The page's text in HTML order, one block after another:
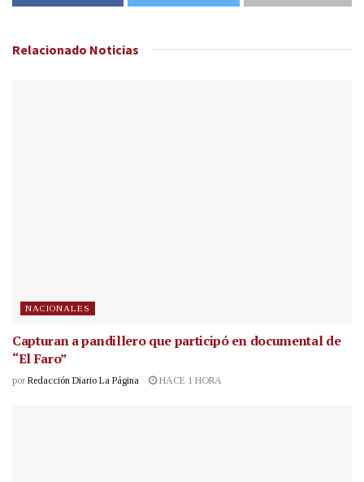
Relacionado Noticias
NACIONALES
Capturan a pandillero que participó en documental de
“El Faro”
por Redacción Diario La Página HACE 1 HORA